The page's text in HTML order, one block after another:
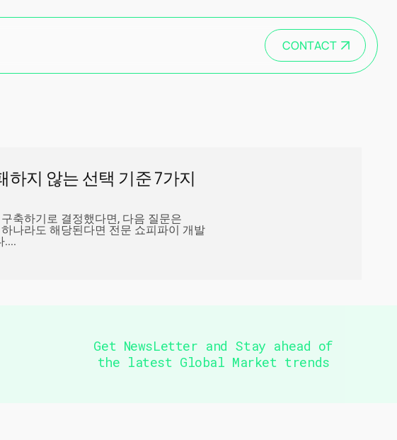
CONTACT
지 않는 선택 기준 7가지
축하기로 결정했다면, 다음 질문은
나라도 해당된다면 전문 쇼피파이 개발
....
Get NewsLetter and Stay ahead of
the latest Global Market trends